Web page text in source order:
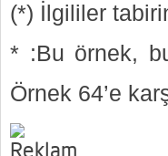
(*) İlgililer
* :Bu örnek,
Örnek 64’e